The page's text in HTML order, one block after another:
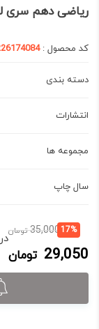
ریاضی دهم سری
کد محصول :
دسته بندی
انتشارات
مجموعه ها
سال چاپ
17%
35,000 تومان
29,050 تومان